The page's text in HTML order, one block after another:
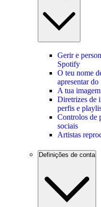
Gerir e
Spotify
O teu nome
apresentar
A tua
Diretrizes de
perfis e
Controlos de
sociais
Artistas
Definições de conta